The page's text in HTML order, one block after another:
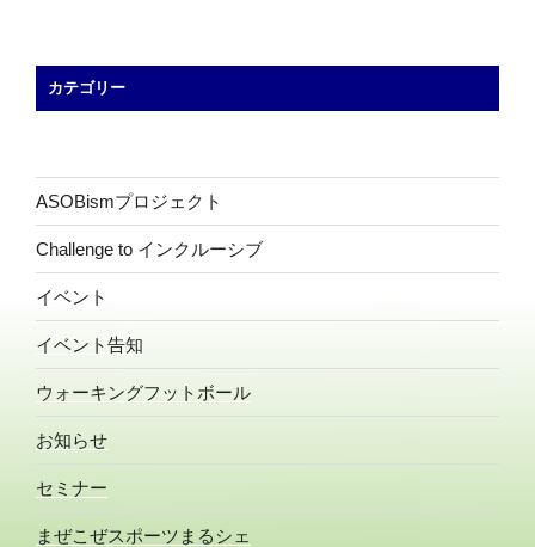
カテゴリー
ASOBismプロジェクト
Challenge to インクルーシブ
イベント
イベント告知
ウォーキングフットボール
お知らせ
セミナー
まぜこぜスポーツまるシェ